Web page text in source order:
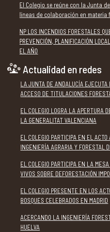
El Colegio se reúne con la Junta
líneas de colaboración en materia
NP LOS INCENDIOS FORESTALES
PREVENCIÓN, PLANIFICACIÓN
EL AÑO
Actualidad en redes
LA JUNTA DE ANDALUCÍA EJECUTA
ACCESO DE TITULACIONES
EL COLEGIO LOGRA LA APERTURA
LA GENERALITAT VALENCIANA
EL COLEGIO PARTICIPA EN EL
INGENIERÍA AGRARIA Y FORESTAL
EL COLEGIO PARTICIPA EN LA
VIVOS SOBRE DEFORESTACIÓN
EL COLEGIO PRESENTE EN LOS
BOSQUES CELEBRADOS EN MADRID
ACERCANDO LA INGENIERÍA
HUELVA